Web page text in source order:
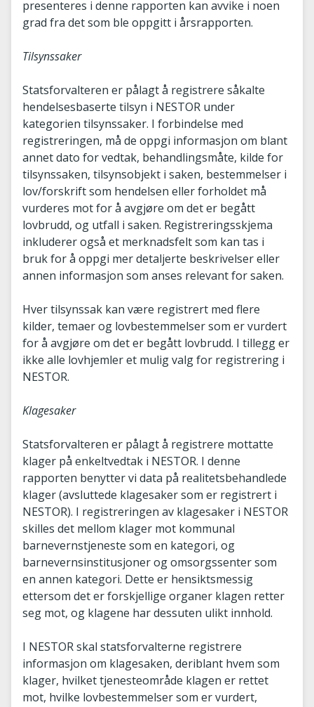
presenteres i denne rapporten kan avvike i noen
grad fra det som ble oppgitt i årsrapporten.
Tilsynssaker
Statsforvalteren er pålagt å registrere såkalte
hendelsesbaserte tilsyn i NESTOR under
kategorien tilsynssaker. I forbindelse med
registreringen, må de oppgi informasjon om blant
annet dato for vedtak, behandlingsmåte, kilde for
tilsynssaken, tilsynsobjekt i saken, bestemmelser i
lov/forskrift som hendelsen eller forholdet må
vurderes mot for å avgjøre om det er begått
lovbrudd, og utfall i saken. Registreringsskjema
inkluderer også et merknadsfelt som kan tas i
bruk for å oppgi mer detaljerte beskrivelser eller
annen informasjon som anses relevant for saken.
Hver tilsynssak kan være registrert med flere
kilder, temaer og lovbestemmelser som er vurdert
for å avgjøre om det er begått lovbrudd. I tillegg er
ikke alle lovhjemler et mulig valg for registrering i
NESTOR.
Klagesaker
Statsforvalteren er pålagt å registrere mottatte
klager på enkeltvedtak i NESTOR. I denne
rapporten benytter vi data på realitetsbehandlede
klager (avsluttede klagesaker som er registrert i
NESTOR). I registreringen av klagesaker i NESTOR
skilles det mellom klager mot kommunal
barnevernstjeneste som en kategori, og
barnevernsinstitusjoner og omsorgssenter som
en annen kategori. Dette er hensiktsmessig
ettersom det er forskjellige organer klagen retter
seg mot, og klagene har dessuten ulikt innhold.
I NESTOR skal statsforvalterne registrere
informasjon om klagesaken, deriblant hvem som
klager, hvilket tjenesteområde klagen er rettet
mot, hvilke lovbestemmelser som er vurdert,